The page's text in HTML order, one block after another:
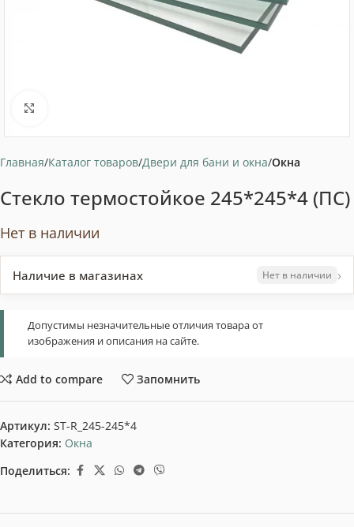
Главная Каталог товаров Двери для бани и окна Окна
Стекло термостойкое 245*245*4 (ПС)
Нет в наличии
Наличие в магазинах Нет в наличии ›
Допустимы незначительные отличия товара от
изображения и описания на сайте.
Add to compare Запомнить
Артикул: ST-R_245-245*4
Категория: Окна
Поделиться: